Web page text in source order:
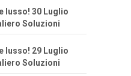
lusso! 30 Luglio
Soluzioni
lusso! 29 Luglio
Soluzioni